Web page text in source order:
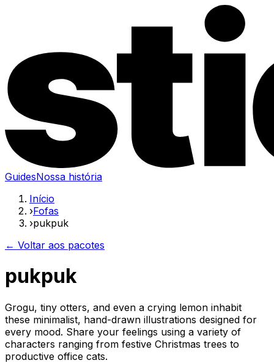
GuidesNossa história
Início
›Fofas
›pukpuk
← Voltar aos pacotes
pukpuk
Grogu, tiny otters, and even a crying lemon inhabit
these minimalist, hand-drawn illustrations designed for
every mood. Share your feelings using a variety of
characters ranging from festive Christmas trees to
productive office cats.